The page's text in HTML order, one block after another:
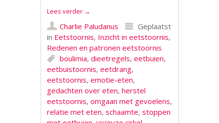
Lees verder →
Charlie Paludanus
Geplaatst
in Eetstoornis, Inzicht in eetstoornis,
Redenen en patronen eetstoornis
boulimia,dieetregels,eetbuien,
eetbuistoornis,eetdrang,
eetstoornis,emotie-eten,
gedachten over eten,herstel
eetstoornis,omgaan met gevoelens,
relatie met eten,schaamte,stoppen